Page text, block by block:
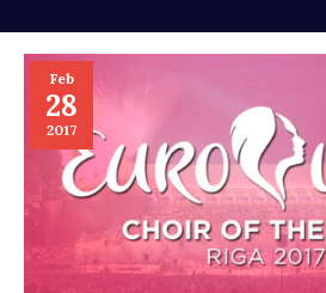
Feb
28
2017